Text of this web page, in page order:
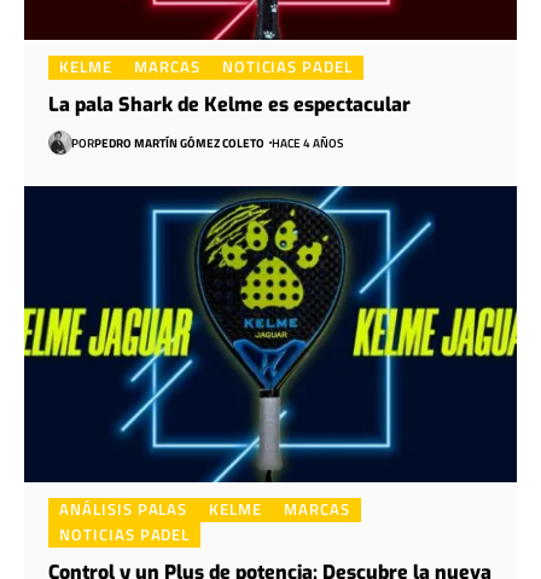
KELME MARCAS NOTICIAS PADEL
La pala Shark de Kelme es espectacular
PORPEDRO MARTÍN GÓMEZ COLETO HACE 4 AÑOS
ANÁLISIS PALAS KELME
MARCAS
NOTICIAS PADEL
Control y un Plus de potencia: Descubre la nueva